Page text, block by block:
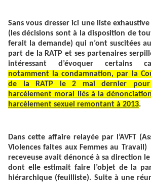
Sans vous dresser ici une liste
(les décisions sont à la disposition de
ferait la demande) qui n’ont suscitées
part de la RATP et ses partenaires
intéressant d’évoquer certains
notamment la condamnation, par la
de la RATP le 2 mai dernier
harcèlement moral liés à la
harcèlement sexuel remontant à 2013.
Dans cette affaire relayée par l’AVFT
Violences faites aux Femmes au
receveuse avait dénoncé à sa direction
dont elle estimait faire l’objet de la
hiérarchique (feuilliste). Suite à une